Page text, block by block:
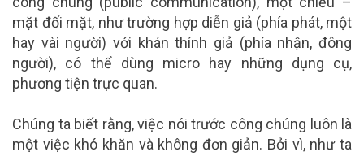
mặt đối mặt, như trường hợp diễn giả (phía phát, một
hay vài người) với khán thính giả (phía nhận, đông
người), có thể dùng micro hay những dụng cụ,
phương tiện trực quan.
Chúng ta biết rằng, việc nói trước công chúng luôn là
một việc khó khăn và không đơn giản. Bởi vì, như ta